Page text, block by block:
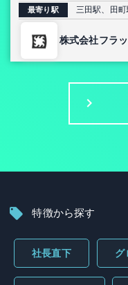
最寄り駅 三田駅、田
株式会社フラ
特徴から探す
社長直下 グ